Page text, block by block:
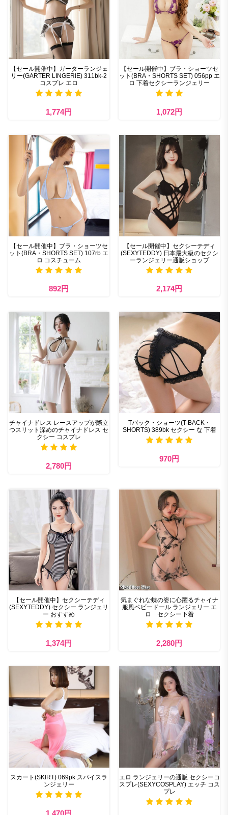
【セール開催中】ガーターランジェ
リー(GARTER LINGERIE) 311bk-2
コスプレ エロ
1,774円
【セール開催中】ブラ・ショーツセ
ット(BRA・SHORTS SET) 056pp エ
ロ 下着セクシーランジェリー
1,072円
【セール開催中】ブラ・ショーツセ
ット(BRA・SHORTS SET) 107rb エ
ロ コスチューム
892円
【セール開催中】セクシーテディ
(SEXYTEDDY) 日本最大級のセクシ
ーランジェリー通販ショップ
2,174円
チャイナドレス レースアップが際立
つスリット深めのチャイナドレス セ
クシー コスプレ
2,780円
Tバック・ショーツ(T-BACK・
SHORTS) 389bk セクシー な 下着
970円
【セール開催中】セクシーテディ
(SEXYTEDDY) セクシー ランジェリ
ー おすすめ
1,374円
気まぐれな蝶の姿に心躍るチャイナ
服風ベビードール ランジェリー エ
ロ セクシー下着
2,280円
スカート(SKIRT) 069pk スパイスラ
ンジェリー
1,470円
エロ ランジェリーの通販 セクシーコ
スプレ(SEXYCOSPLAY) エッチ コス
プレ